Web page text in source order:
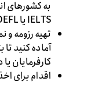
به کشورهای
IELTS یا TOEFL شرکت کنید.
تهیه رزومه و
آماده کنید
کارفرمایان
اقدام برای